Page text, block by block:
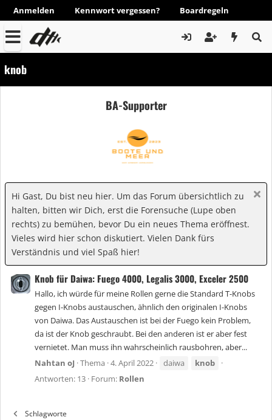
Anmelden Kennwort vergessen? Boardregeln
knob
BA-Supporter
Hi Gast, Du bist neu hier. Um das Forum übersichtlich zu
halten, bitten wir Dich, erst die Forensuche (Lupe oben
rechts) zu bemühen, bevor Du ein neues Thema eröffnest.
Vieles wird hier schon diskutiert. Vielen Dank fürs
Verständnis und viel Spaß hier!
Knob für Daiwa: Fuego 4000, Legalis 3000, Exceler 2500
Hallo, ich würde für meine Rollen gerne die Standard T-Knobs
gegen I-Knobs austauschen, ähnlich den originalen I-Knobs
von Daiwa. Das Austauschen ist bei der Fuego kein Problem,
da ist der Knob geschraubt. Bei den anderen ist er aber fest
vernietet. Man muss ihn wahrscheinlich rausbohren, aber...
Nahtan oJ Thema 4. April 2022 daiwa
knob
Antworten: 13 Forum: Rollen
Schlagworte